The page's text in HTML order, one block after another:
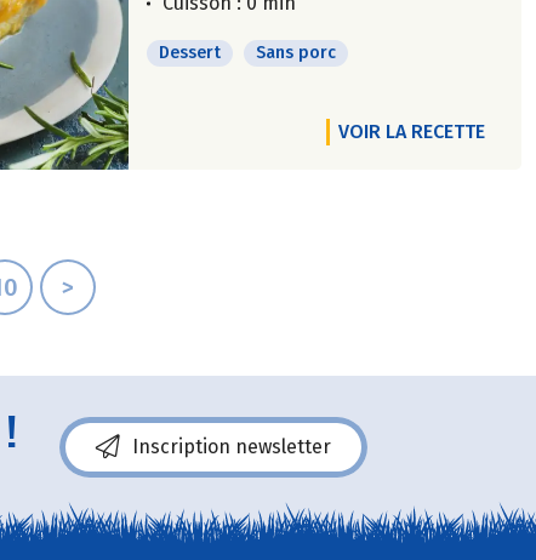
Dessert Sans porc
VOIR LA RECETTE
>
Inscription newsletter